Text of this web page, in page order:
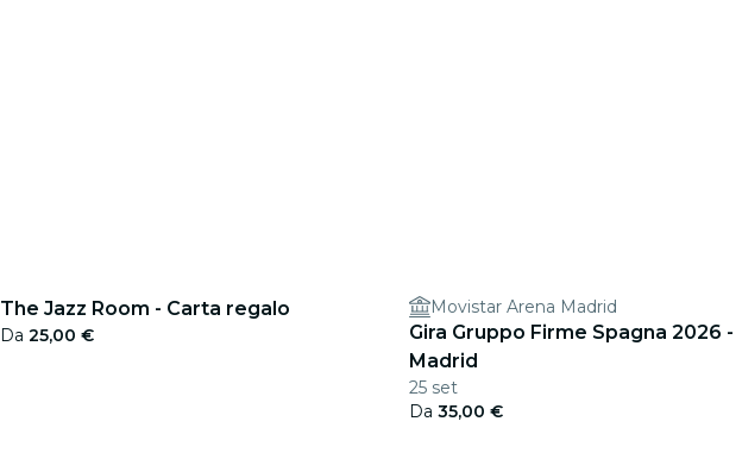
The Jazz Room - Carta regalo
Da 25,00 €
Movistar Arena Madrid
Gira Gruppo Firme Spagna 2026 -
Madrid
25 set
Da 35,00 €